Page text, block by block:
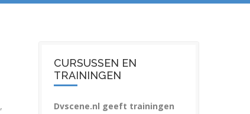
,
CURSUSSEN EN
TRAININGEN
Dvscene.nl geeft trainingen